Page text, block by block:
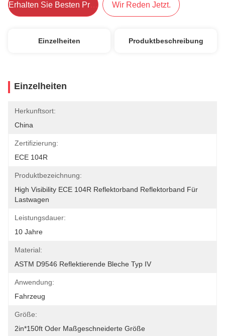
Erhalten Sie Besten Preis Wir Reden Jetzt.
Einzelheiten Produktbeschreibung
Einzelheiten
Herkunftsort:
China
Zertifizierung:
ECE 104R
Produktbezeichnung:
High Visibility ECE 104R Reflektorband Reflektorband Für
Lastwagen
Leistungsdauer:
10 Jahre
Material:
ASTM D9546 Reflektierende Bleche Typ IV
Anwendung:
Fahrzeug
Größe:
2in*150ft Oder Maßgeschneiderte Größe